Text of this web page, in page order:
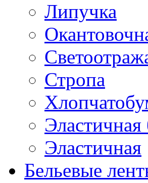
Липучка
Стропа
Эластичная
Эластичная
Бельевые